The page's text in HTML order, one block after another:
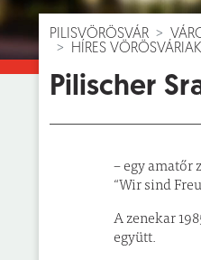
PILISVÖRÖSVÁR
HÍRES
Pilischer
– egy amatőr
“Wir sind
A zenekar
együtt.